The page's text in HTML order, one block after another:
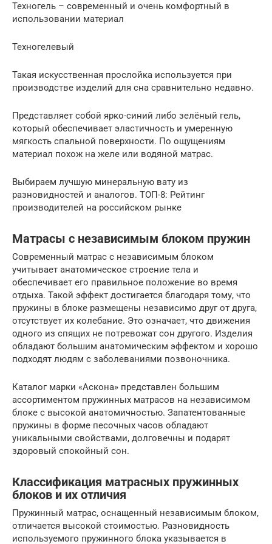
Техногель – современный и очень комфортный в
использовании материал
Техногелевый
Такая искусственная прослойка используется при
производстве изделий для сна сравнительно недавно.
Представляет собой ярко-синий либо зелёный гель,
который обеспечивает эластичность и умеренную
мягкость спальной поверхности. По ощущениям
материал похож на желе или водяной матрас.
Выбираем лучшую минеральную вату из
разновидностей и аналогов. ТОП-8: Рейтинг
производителей на российском рынке
Матрасы с независимым блоком пружин
Современный матрас с независимым блоком
учитывает анатомическое строение тела и
обеспечивает его правильное положение во время
отдыха. Такой эффект достигается благодаря тому, что
пружины в блоке размещены независимо друг от друга,
отсутствует их колебание. Это означает, что движения
одного из спящих не потревожат сон другого. Изделия
обладают большим анатомическим эффектом и хорошо
подходят людям с заболеваниями позвоночника.
Каталог марки «Аскона» представлен большим
ассортиментом пружинных матрасов на независимом
блоке с высокой анатомичностью. Запатентованные
пружины в форме песочных часов обладают
уникальными свойствами, долговечны и подарят
здоровый спокойный сон.
Классификация матрасных пружинных
блоков и их отличия
Пружинный матрас, оснащенный независимым блоком,
отличается высокой стоимостью. Разновидность
используемого пружинного блока указывается в